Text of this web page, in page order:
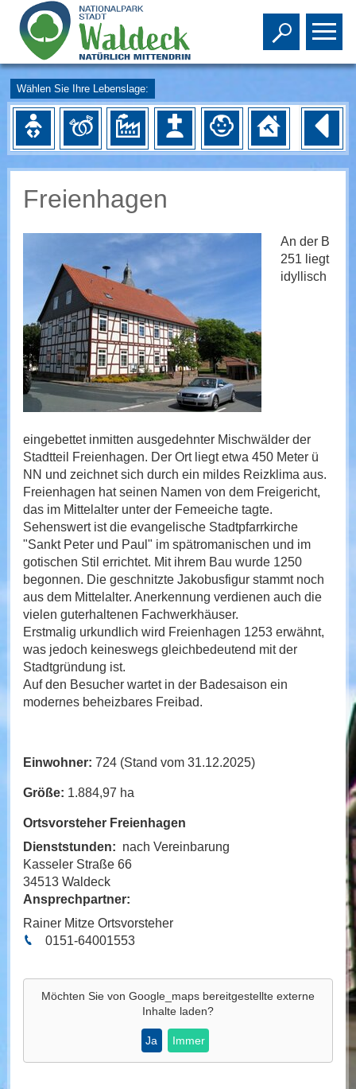
Toggle
Wählen Sie Ihre Lebenslage:
Freienhagen
An der B
251 liegt
idyllisch
eingebettet inmitten ausgedehnter Mischwälder der
Stadtteil Freienhagen. Der Ort liegt etwa 450 Meter ü
NN und zeichnet sich durch ein mildes Reizklima aus.
Freienhagen hat seinen Namen von dem Freigericht,
das im Mittelalter unter der Femeeiche tagte.
Sehenswert ist die evangelische Stadtpfarrkirche
"Sankt Peter und Paul" im spätromanischen und im
gotischen Stil errichtet. Mit ihrem Bau wurde 1250
begonnen. Die geschnitzte Jakobusfigur stammt noch
aus dem Mittelalter. Anerkennung verdienen auch die
vielen guterhaltenen Fachwerkhäuser.
Erstmalig urkundlich wird Freienhagen 1253 erwähnt,
was jedoch keineswegs gleichbedeutend mit der
Stadtgründung ist.
Auf den Besucher wartet in der Badesaison ein
modernes beheizbares Freibad.
Einwohner: 724 (Stand vom 31.12.2025)
Größe: 1.884,97 ha
Ortsvorsteher Freienhagen
Dienststunden: nach Vereinbarung
Kasseler Straße 66
34513 Waldeck
Ansprechpartner:
Rainer Mitze Ortsvorsteher
0151-64001553
Möchten Sie von Google_mapsbereitgestellte externe
Inhalte laden?
Ja Immer